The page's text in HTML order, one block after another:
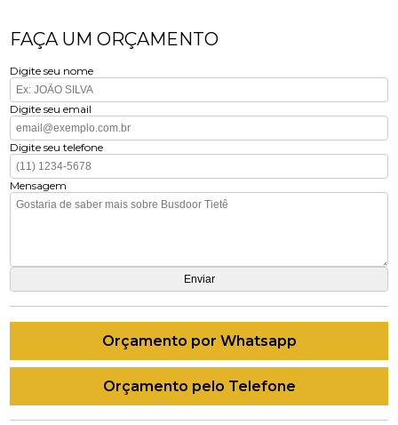
FAÇA UM ORÇAMENTO
Digite seu nome
Digite seu email
Digite seu telefone
Mensagem
Orçamento por Whatsapp
Orçamento pelo Telefone